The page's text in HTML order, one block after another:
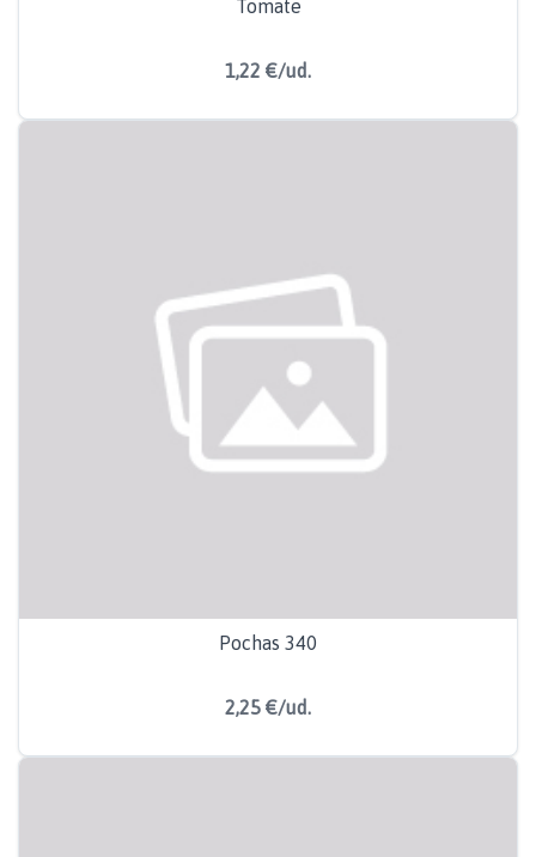
Tomate
1,22 €/ud.
Pochas 340
2,25 €/ud.